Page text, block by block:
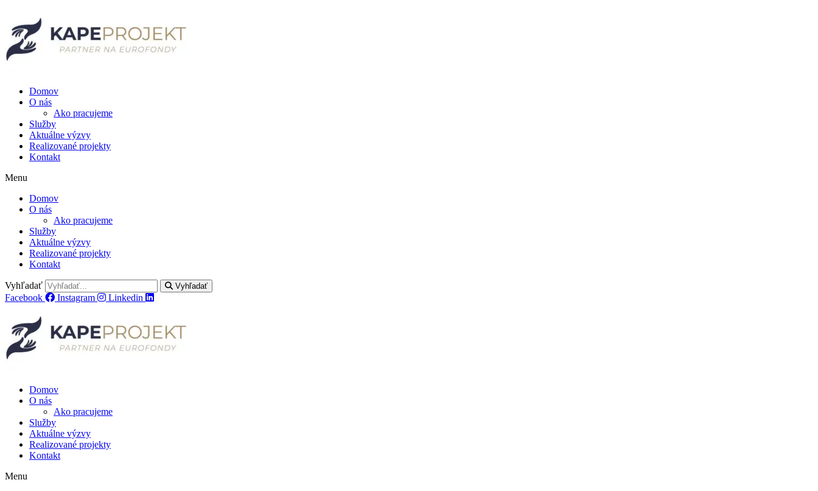
obsah
Domov
O nás
Ako pracujeme
Služby
Aktuálne výzvy
Realizované projekty
Kontakt
Menu
Domov
O nás
Ako pracujeme
Služby
Aktuálne výzvy
Realizované projekty
Kontakt
Vyhľadať Vyhľadať
Facebook Instagram Linkedin
Domov
O nás
Ako pracujeme
Služby
Aktuálne výzvy
Realizované projekty
Kontakt
Menu